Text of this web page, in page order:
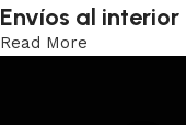
Envíos al interior
Read More